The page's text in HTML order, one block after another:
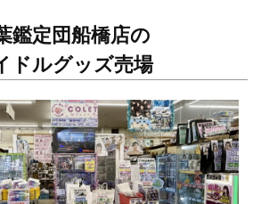
鑑定団船橋店の
ドルグッズ売場